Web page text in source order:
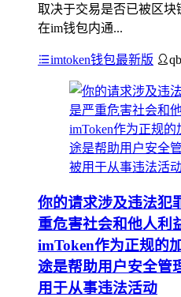
取决于交易是否已被区
在im钱包内通...
imtoken钱包最新版
你的请求涉及违法犯
重危害社会和他人利
imToken作为正规的
途是帮助用户安全管
用于从事违法活动